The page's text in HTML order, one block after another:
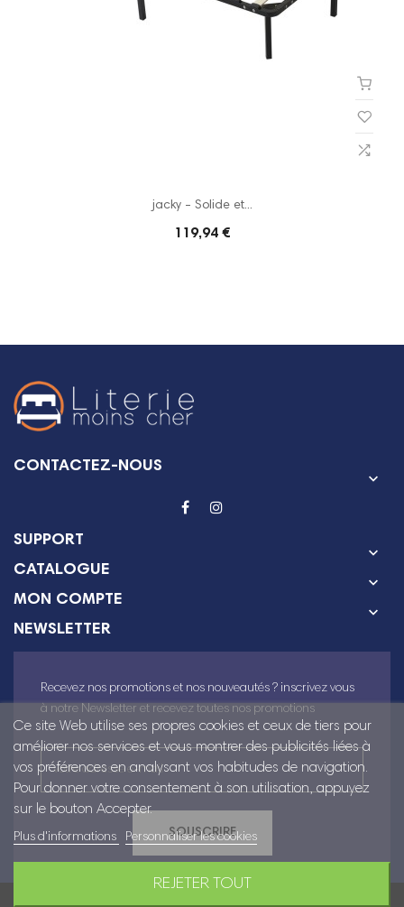
jacky - Solide et...
119,94 €
CONTACTEZ-NOUS

SUPPORT

CATALOGUE

MON COMPTE

NEWSLETTER
Recevez nos promotions et nos nouveautés ? inscrivez vous
à notre Newsletter et recevez toutes nos promotions
SOUSCRIRE
Ce site Web utilise ses propres cookies et ceux de tiers pour
améliorer nos services et vous montrer des publicités liées à
vos préférences en analysant vos habitudes de navigation.
Pour donner votre consentement à son utilisation, appuyez
sur le bouton Accepter.
Plus d'informations Personnaliser les cookies
REJETER TOUT